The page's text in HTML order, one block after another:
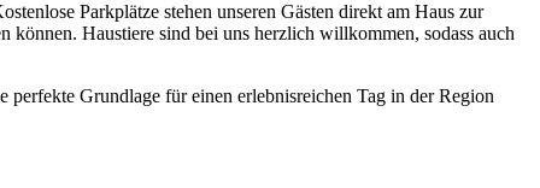
Parkplätze stehen unseren Gästen direkt am Haus zur
Haustiere sind bei uns herzlich willkommen, sodass auch
perfekte Grundlage für einen erlebnisreichen Tag in der Region